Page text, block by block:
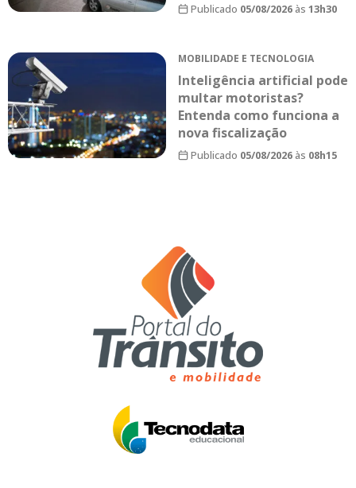
Publicado 05/08/2026às 13h30
MOBILIDADE E TECNOLOGIA
Inteligência artificial pode
multar motoristas?
Entenda como funciona a
nova fiscalização
Publicado 05/08/2026às 08h15